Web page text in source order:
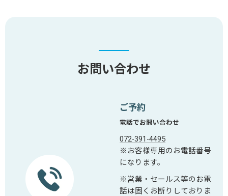
お問い合わせ
ご予約
電話でお問い合わせ
072-391-4495
※お客様専用のお電話番号
になります。
※営業・セールス等のお電
話は固くお断りしておりま